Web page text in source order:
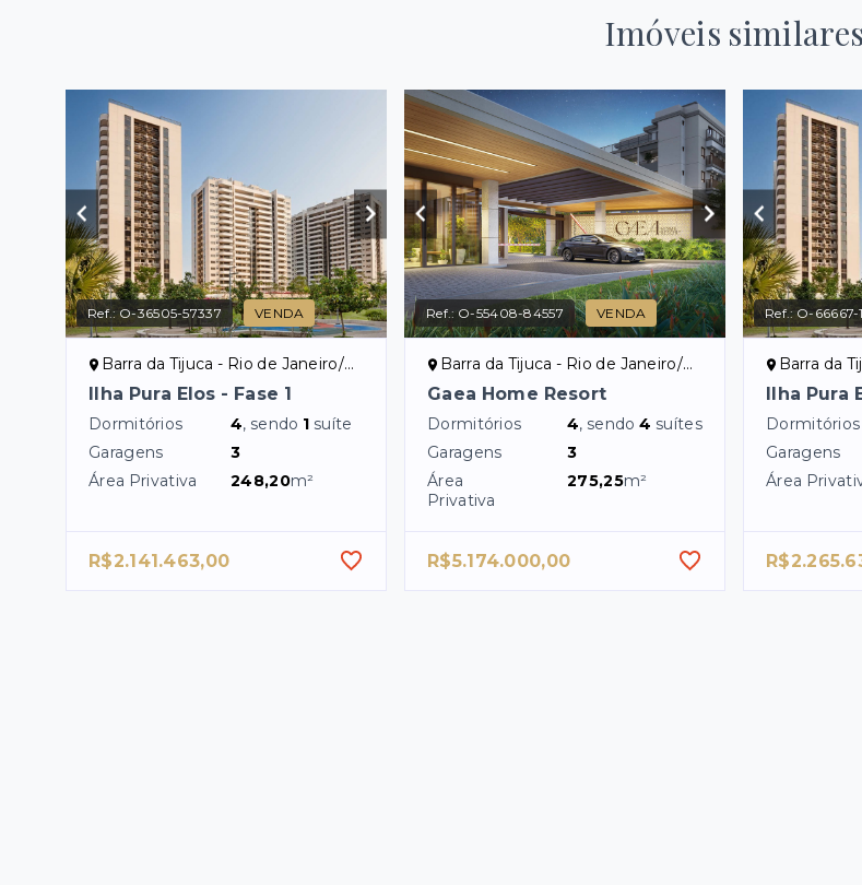
Imóveis similares
Ref.:O-36505-57337 VENDA
Barra da Tijuca - Rio de Janeiro/RJ
Ilha Pura Elos - Fase 1
Dormitórios 4, sendo 1 suíte
Garagens
3
Área Privativa
248,20m²
R$2.141.463,00
Ref.: O-55408-84557 VENDA
Barra da Tijuca - Rio de Janeiro/RJ
Gaea Home Resort
Dormitórios 4, sendo4 suítes
Garagens
3
Área
Privativa
275,25m²
R$5.174.000,00
Ref.:O-
Barra da
Ilha Pura
Dormitórios
Garagens
Área